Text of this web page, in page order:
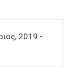
2019 -